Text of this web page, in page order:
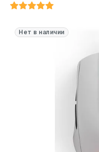
Нет в наличии